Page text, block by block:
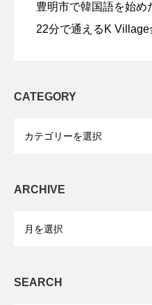
豊明市で韓国語を始め
22分で通えるK Village
CATEGORY
ARCHIVE
SEARCH